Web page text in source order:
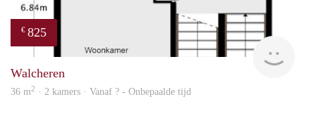
€ 825
Walcheren
36 m2 · 2 kamers · Vanaf ? - Onbepaalde tijd